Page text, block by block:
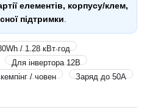
елементів, корпусу/клем,
підтримки
/ 1.28 кВт·год
Для інвертора 12В
/ човен
Заряд до 50A